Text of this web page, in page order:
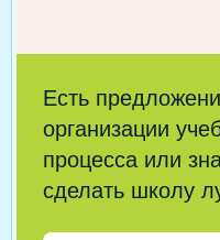
Есть
организации
процесса или
сделать школу